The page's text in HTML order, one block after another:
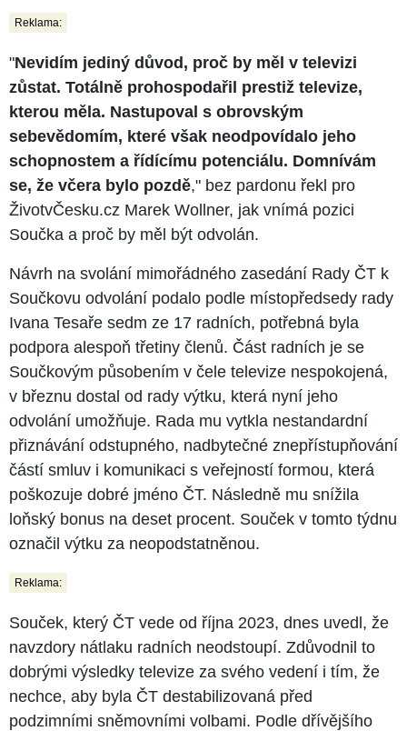
Reklama:
"Nevidím jediný důvod, proč by měl v televizi
zůstat. Totálně prohospodařil prestiž televize,
kterou měla. Nastupoval s obrovským
sebevědomím, které však neodpovídalo jeho
schopnostem a řídícímu potenciálu. Domnívám
se, že včera bylo pozdě," bez pardonu řekl pro
ŽivotvČesku.cz Marek Wollner, jak vnímá pozici
Součka a proč by měl být odvolán.
Návrh na svolání mimořádného zasedání Rady ČT k
Součkovu odvolání podalo podle místopředsedy rady
Ivana Tesaře sedm ze 17 radních, potřebná byla
podpora alespoň třetiny členů. Část radních je se
Součkovým působením v čele televize nespokojená,
v březnu dostal od rady výtku, která nyní jeho
odvolání umožňuje. Rada mu vytkla nestandardní
přiznávání odstupného, nadbytečné znepřístupňování
částí smluv i komunikaci s veřejností formou, která
poškozuje dobré jméno ČT. Následně mu snížila
loňský bonus na deset procent. Souček v tomto týdnu
označil výtku za neopodstatněnou.
Reklama:
Souček, který ČT vede od října 2023, dnes uvedl, že
navzdory nátlaku radních neodstoupí. Zdůvodnil to
dobrými výsledky televize za svého vedení i tím, že
nechce, aby byla ČT destabilizovaná před
podzimními sněmovními volbami. Podle dřívějšího